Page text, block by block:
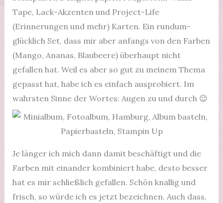
Tape, Lack-Akzenten und Project-Life
(Erinnerungen und mehr) Karten. Ein rundum-
glücklich Set, dass mir aber anfangs von den Farben
(Mango, Ananas, Blaubeere) überhaupt nicht
gefallen hat. Weil es aber so gut zu meinem Thema
gepasst hat, habe ich es einfach ausprobiert. Im
wahrsten Sinne der Wortes: Augen zu und durch 😉
Je länger ich mich dann damit beschäftigt und die
Farben mit einander kombiniert habe, desto besser
hat es mir schließlich gefallen. Schön knallig und
frisch, so würde ich es jetzt bezeichnen. Auch dass,